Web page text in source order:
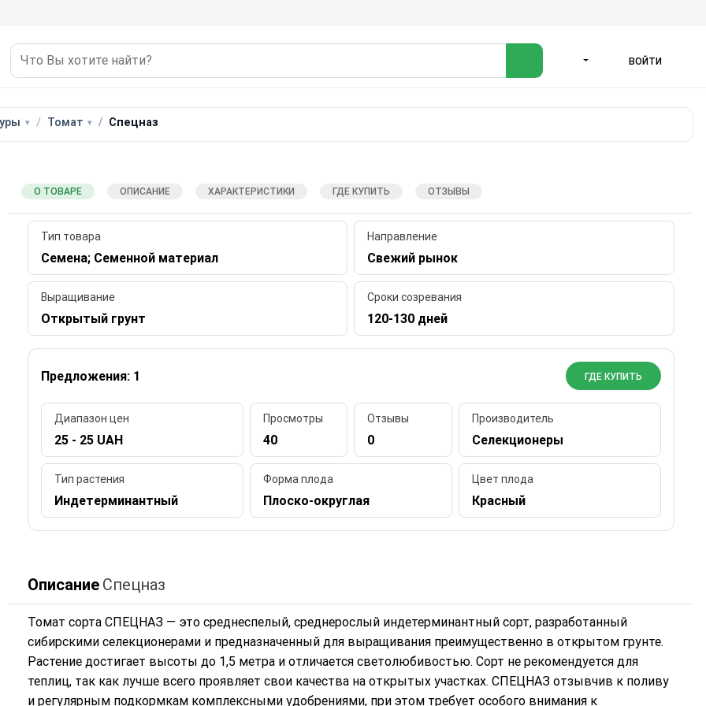
ВОЙТИ
Томат Спецназ
О ТОВАРЕ ОПИСАНИЕ ХАРАКТЕРИСТИКИ ГДЕ КУПИТЬ ОТЗЫВЫ
Тип товара
Семена; Семенной материал
Направление
Свежий рынок
Выращивание
Открытый грунт
Сроки созревания
120-130 дней
Предложения: 1 ГДЕ КУПИТЬ
Диапазон цен
25 - 25 UAH
Просмотры
40
Отзывы
0
Производитель
Селекционеры
Тип растения
Индетерминантный
Форма плода
Плоско-округлая
Цвет плода
Красный
Описание Спецназ
Томат сорта СПЕЦНАЗ — это среднеспелый, среднерослый индетерминантный сорт, разработанный
сибирскими селекционерами и предназначенный для выращивания преимущественно в открытом грунте.
Растение достигает высоты до 1,5 метра и отличается светолюбивостью. Сорт не рекомендуется для
теплиц, так как лучше всего проявляет свои качества на открытых участках. СПЕЦНАЗ отзывчив к поливу
и регулярным подкормкам комплексными удобрениями, при этом требует особого внимания к